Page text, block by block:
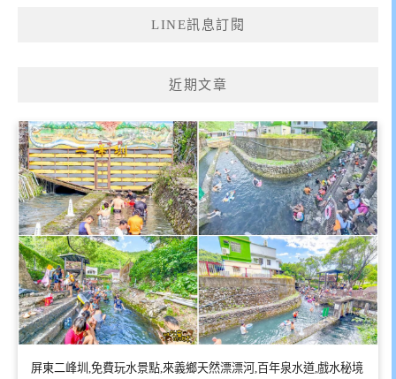
LINE訊息訂閱
近期文章
屏東二峰圳,免費玩水景點,來義鄉天然漂漂河,百年泉水道,戲水秘境